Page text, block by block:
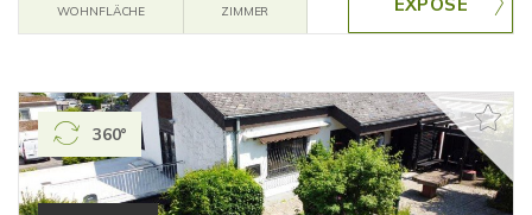
WOHNFLÄCHE
ZIMMER
360°